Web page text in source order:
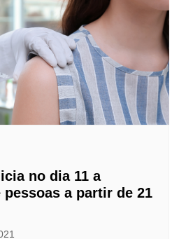
no dia 11 a
pessoas a partir de 21